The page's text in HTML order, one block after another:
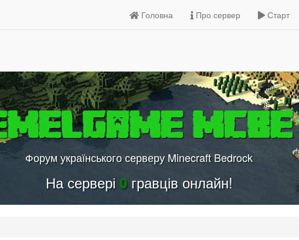
Головна Про сервер Старт
MCBE
Форум українського серверу Minecraft Bedrock
На сервері0 гравців онлайн!